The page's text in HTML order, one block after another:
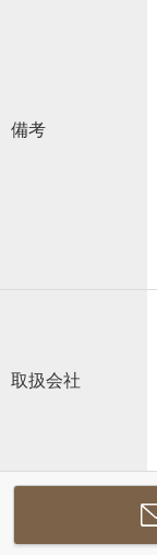
備考
取扱会社